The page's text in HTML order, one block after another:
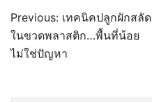
แนะแนว
เรื่อง
Previous: เทคนิคปลูกผักสลัด
ในขวดพลาสติก…พื้นที่น้อย
ไม่ใช่ปัญหา